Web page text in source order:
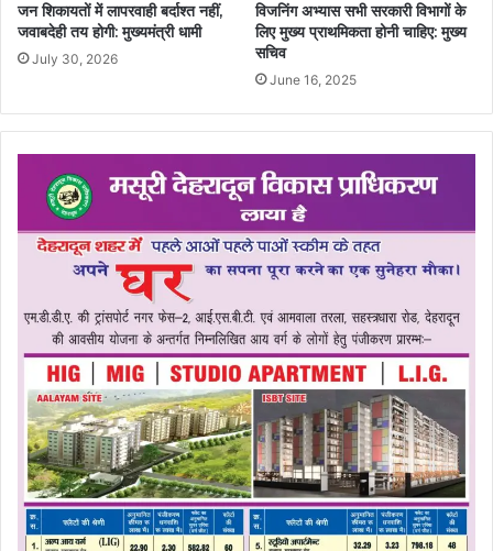
जन शिकायतों में लापरवाही बर्दाश्त नहीं,
जवाबदेही तय होगी: मुख्यमंत्री धामी
July 30, 2026
विजनिंग अभ्यास सभी सरकारी विभागों के
लिए मुख्य प्राथमिकता होनी चाहिए: मुख्य
सचिव
June 16, 2025